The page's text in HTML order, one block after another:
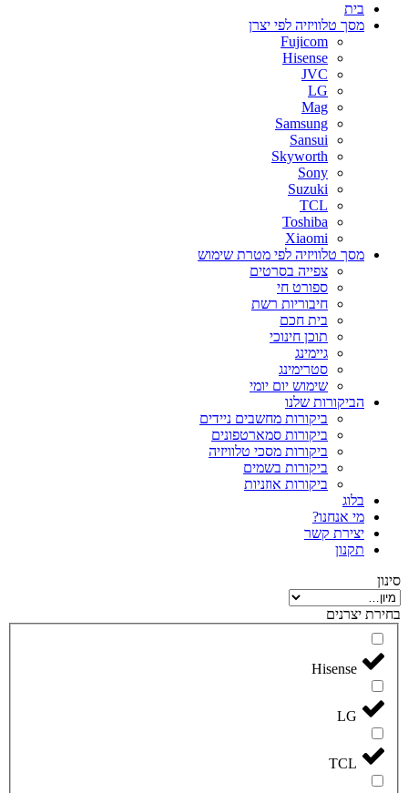
בית
מסך טלוויזיה לפי יצרן
Fujicom
Hisense
JVC
LG
Mag
Samsung
Sansui
Skyworth
Sony
Suzuki
TCL
Toshiba
Xiaomi
מסך טלוויזיה לפי מטרת שימוש
צפייה בסרטים
ספורט חי
חיבוריות רשת
בית חכם
תוכן חינוכי
גיימינג
סטרימינג
שימוש יום יומי
הביקורות שלנו
ביקורות מחשבים ניידים
ביקורות סמארטפונים
ביקורות מסכי טלוויזיה
ביקורות בשמים
ביקורות אוזניות
בלוג
מי אנחנו?
יצירת קשר
תקנון
סינון
בחירת יצרנים
Hisense
LG
TCL